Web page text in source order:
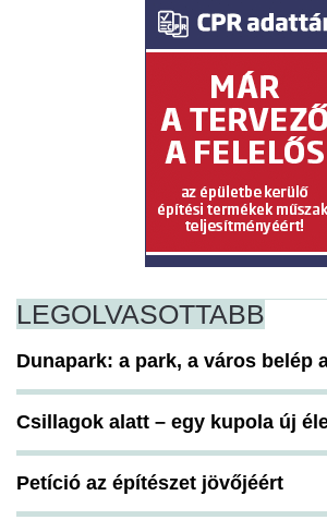
LEGOLVASOTTABB
Dunapark: a park, a város belép
Csillagok alatt – egy kupola új
Petíció az építészet jövőjéért